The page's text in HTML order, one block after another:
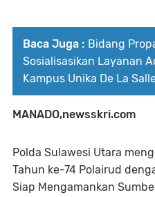
Baca Juga : Bidang
Sosialisasikan Layanan
Kampus Unika De La
MANADO,newsskri.com
Polda Sulawesi Utara
Tahun ke-74 Polairud
Siap Mengamankan